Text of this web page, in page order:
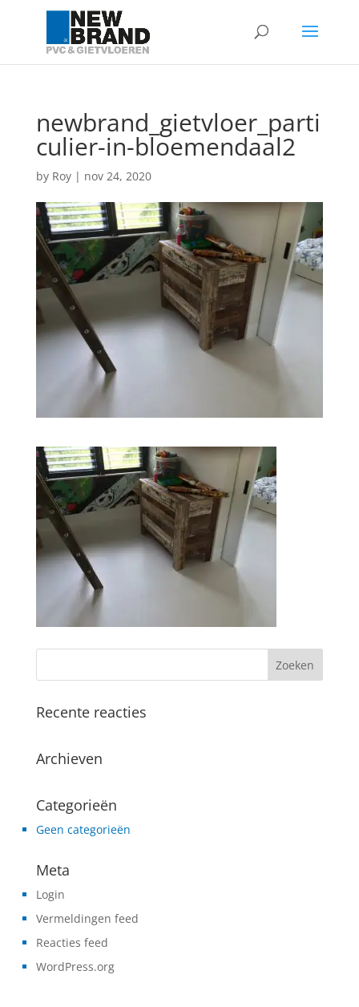
newbrand_gietvloer_parti
culier-in-bloemendaal2
by Roy| nov 24, 2020
Recente reacties
Archieven
Categorieën
Geen categorieën
Meta
Login
Vermeldingen feed
Reacties feed
WordPress.org